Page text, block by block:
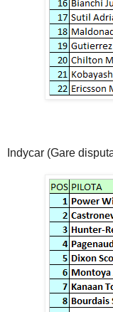
Indycar (Gare